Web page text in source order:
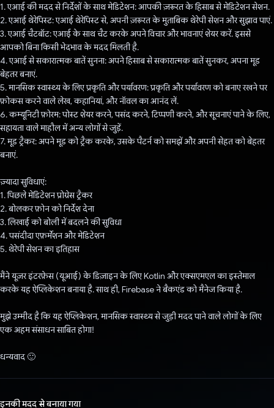
1. एआई की मदद से निर्देशों के साथ मेडिटेशन: आपकी ज़रूरत के हिसाब से मेडिटेशन सेशन.
2. एआई थेरेपिस्ट: एआई थेरेपिस्ट से, अपनी ज़रूरत के मुताबिक थेरेपी सेशन और सुझाव पाएं.
3. एआई चैटबॉट: एआई के साथ चैट करके अपने विचार और भावनाएं शेयर करें. इससे
आपको बिना किसी भेदभाव के मदद मिलती है.
4. एआई से सकारात्मक बातें सुनना: अपने हिसाब से सकारात्मक बातें सुनकर, अपना मूड
बेहतर बनाएं.
5. मानसिक स्वास्थ्य के लिए प्रकृति और पर्यावरण: प्रकृति और पर्यावरण को बनाए रखने पर
फ़ोकस करने वाले लेख, कहानियां, और नॉवल का आनंद लें.
6. कम्यूनिटी फ़ोरम: पोस्ट शेयर करने, पसंद करने, टिप्पणी करने, और सूचनाएं पाने के लिए,
सहायता वाले माहौल में अन्य लोगों से जुड़ें.
7. मूड ट्रैकर: अपने मूड को ट्रैक करके, उसके पैटर्न को समझें और अपनी सेहत को बेहतर
बनाएं.
ज़्यादा सुविधाएं:
1. पिछले मेडिटेशन प्रोग्रेस ट्रैकर
2. बोलकर फ़ोन को निर्देश देना
3. लिखाई को बोली में बदलने की सुविधा
4. पसंदीदा एफ़र्मेशन और मेडिटेशन
5. थेरेपी सेशन का इतिहास
मैंने यूज़र इंटरफ़ेस (यूआई) के डिज़ाइन के लिए Kotlin और एक्सएमएल का इस्तेमाल
करके यह ऐप्लिकेशन बनाया है. साथ ही, Firebase ने बैकएंड को मैनेज किया है.
मुझे उम्मीद है कि यह ऐप्लिकेशन, मानसिक स्वास्थ्य से जुड़ी मदद पाने वाले लोगों के लिए
एक अहम संसाधन साबित होगा!
धन्यवाद 🙂
इनकी मदद से बनाया गया